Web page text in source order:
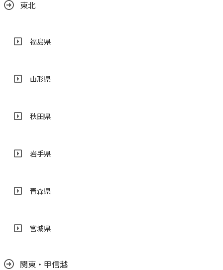
東北
福島県
山形県
秋田県
岩手県
青森県
宮城県
関東・甲信越